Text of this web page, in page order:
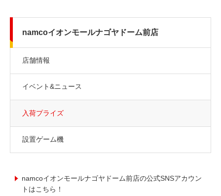
namcoイオンモールナゴヤドーム前店
店舗情報
イベント&ニュース
入荷プライズ
設置ゲーム機
namcoイオンモールナゴヤドーム前店の公式SNSアカウン
トはこちら！